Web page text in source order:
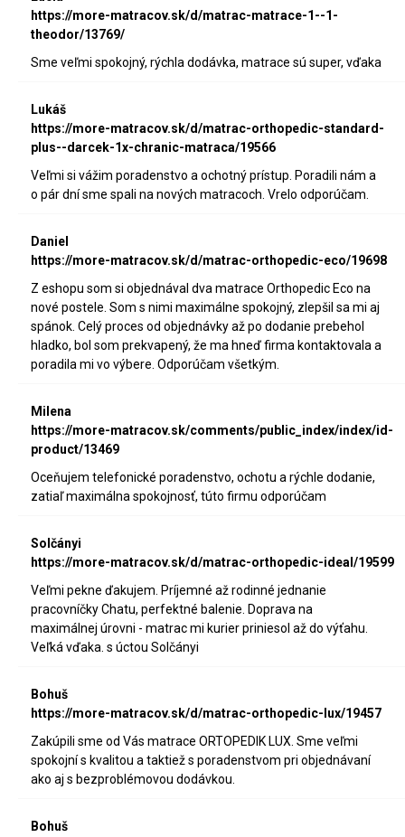
https://more-matracov.sk/d/matrac-matrace-1--1-
theodor/13769/
Sme veľmi spokojný, rýchla dodávka, matrace sú super, vďaka
Lukáš
https://more-matracov.sk/d/matrac-orthopedic-standard-
plus--darcek-1x-chranic-matraca/19566
Veľmi si vážim poradenstvo a ochotný prístup. Poradili nám a
o pár dní sme spali na nových matracoch. Vrelo odporúčam.
Daniel
https://more-matracov.sk/d/matrac-orthopedic-eco/19698
Z eshopu som si objednával dva matrace Orthopedic Eco na
nové postele. Som s nimi maximálne spokojný, zlepšil sa mi aj
spánok. Celý proces od objednávky až po dodanie prebehol
hladko, bol som prekvapený, že ma hneď firma kontaktovala a
poradila mi vo výbere. Odporúčam všetkým.
Milena
https://more-matracov.sk/comments/public_index/index/id-
product/13469
Oceňujem telefonické poradenstvo, ochotu a rýchle dodanie,
zatiaľ maximálna spokojnosť, túto firmu odporúčam
Solčányi
https://more-matracov.sk/d/matrac-orthopedic-ideal/19599
Veľmi pekne ďakujem. Príjemné až rodinné jednanie
pracovníčky Chatu, perfektné balenie. Doprava na
maximálnej úrovni - matrac mi kurier priniesol až do výťahu.
Veľká vďaka. s úctou Solčányi
Bohuš
https://more-matracov.sk/d/matrac-orthopedic-lux/19457
Zakúpili sme od Vás matrace ORTOPEDIK LUX. Sme veľmi
spokojní s kvalitou a taktiež s poradenstvom pri objednávaní
ako aj s bezproblémovou dodávkou.
Bohuš